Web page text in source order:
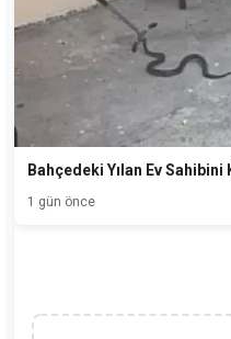
Bahçedeki Yılan Ev
1 gün önce